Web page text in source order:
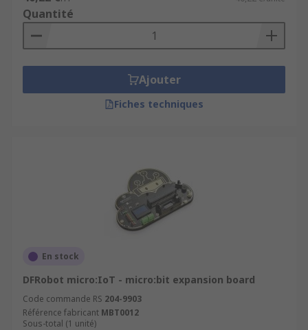
Quantité
Ajouter
Fiches techniques
En stock
DFRobot micro:IoT - micro:bit expansion board
Code commande RS 204-9903
Référence fabricant MBT0012
Sous-total (1 unité)